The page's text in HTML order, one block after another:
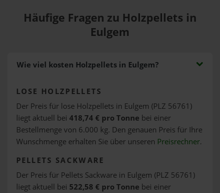
Häufige Fragen zu Holzpellets in
Eulgem
Wie viel kosten Holzpellets in Eulgem?
LOSE HOLZPELLETS
Der Preis für lose Holzpellets in Eulgem (PLZ 56761)
liegt aktuell bei 418,74 € pro Tonne bei einer
Bestellmenge von 6.000 kg. Den genauen Preis für Ihre
Wunschmenge erhalten Sie über unseren Preisrechner.
PELLETS SACKWARE
Der Preis für Pellets Sackware in Eulgem (PLZ 56761)
liegt aktuell bei 522,58 € pro Tonne bei einer